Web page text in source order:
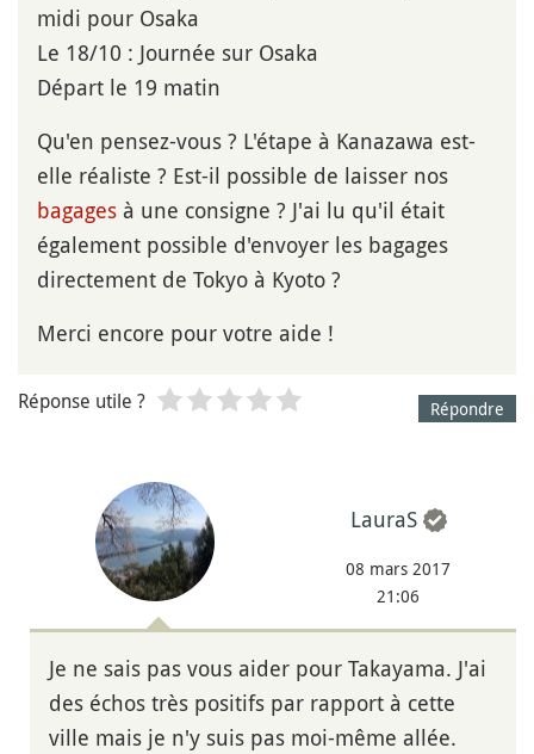
midi pour Osaka
Le 18/10 : Journée sur Osaka
Départ le 19 matin
Qu'en pensez-vous ? L'étape à Kanazawa est-
elle réaliste ? Est-il possible de laisser nos
bagages à une consigne ? J'ai lu qu'il était
également possible d'envoyer les bagages
directement de Tokyo à Kyoto ?
Merci encore pour votre aide !
Répondre
Réponse utile ?
LauraS
08 mars 2017
21:06
Je ne sais pas vous aider pour Takayama. J'ai
des échos très positifs par rapport à cette
ville mais je n'y suis pas moi-même allée.